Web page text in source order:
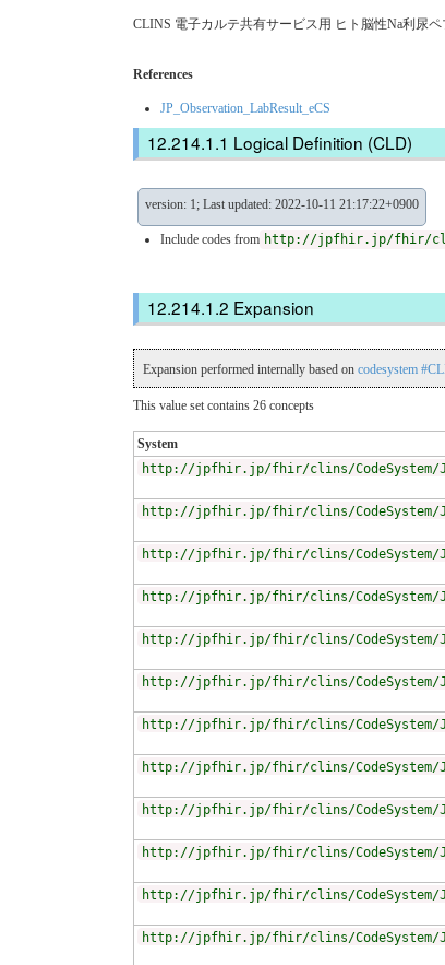
CLINS 電子カルテ共有サービス用 ヒト脳性Na利尿
References
JP_Observation_LabResult_eCS
Logical Definition (CLD)
version: 1; Last updated: 2022-10-11 21:17:22+0900
Include codes from http://jpfhir.jp/fhir/clins/
Expansion
Expansion performed internally based on codesystem
This value set contains 26 concepts
System
http://jpfhir.jp/fhir/clins/CodeSystem/
http://jpfhir.jp/fhir/clins/CodeSystem/
http://jpfhir.jp/fhir/clins/CodeSystem/
http://jpfhir.jp/fhir/clins/CodeSystem/
http://jpfhir.jp/fhir/clins/CodeSystem/
http://jpfhir.jp/fhir/clins/CodeSystem/
http://jpfhir.jp/fhir/clins/CodeSystem/
http://jpfhir.jp/fhir/clins/CodeSystem/
http://jpfhir.jp/fhir/clins/CodeSystem/
http://jpfhir.jp/fhir/clins/CodeSystem/
http://jpfhir.jp/fhir/clins/CodeSystem/
http://jpfhir.jp/fhir/clins/CodeSystem/